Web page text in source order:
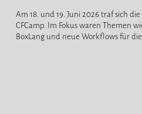
Am 18. und 19. Juni 2026 traf sich
CFCamp. Im Fokus waren Themen
BoxLang und neue Workflows für